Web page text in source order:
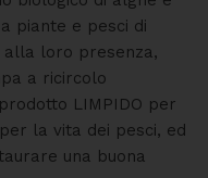
piante e pesci di
loro presenza,
a ricircolo
LIMPIDO per
la vita dei pesci, ed
una buona